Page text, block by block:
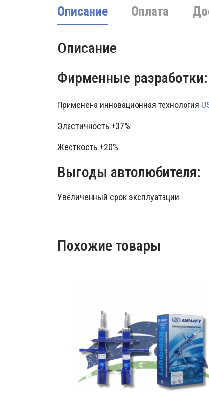
Описание Оплата
Описание
Фирменные разработки:
Применена инновационная технология
Эластичность +37%
Жесткость +20%
Выгоды автолюбителя:
Увеличенный срок эксплуатации
Похожие товары